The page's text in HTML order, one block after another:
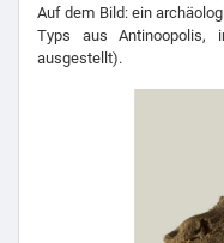
Auf dem Bild: ein
Typs aus Antinoopolis,
ausgestellt).